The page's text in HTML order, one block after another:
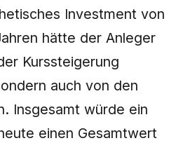
Investment von
hätte der Anleger
Kurssteigerung
auch von den
Insgesamt würde ein
einen Gesamtwert